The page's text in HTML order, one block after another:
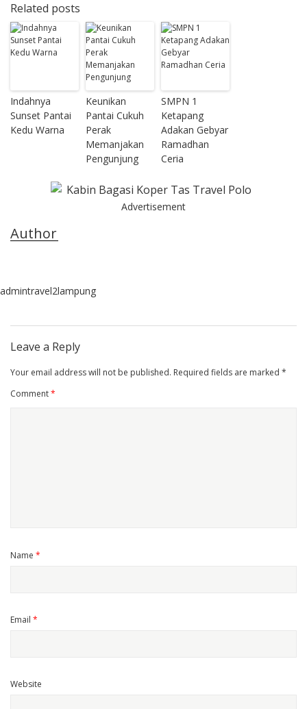
Related posts
Indahnya
Sunset Pantai
Kedu Warna
Keunikan
Pantai Cukuh
Perak
Memanjakan
Pengunjung
SMPN 1
Ketapang
Adakan Gebyar
Ramadhan
Ceria
Advertisement
Author
admintravel2lampung
Leave a Reply
Your email address will not be published. Required fields are marked *
Comment*
Name *
Email *
Website